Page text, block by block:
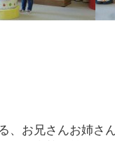
、お兄さんお姉さ